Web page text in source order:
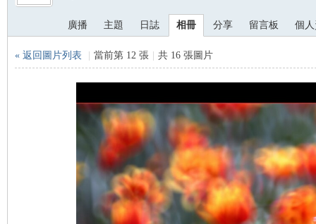
Ca›
廣播 主題 日誌 相冊 分享 留言板 個
« 返回圖片列表 當前第 12 張 共 16 張圖片